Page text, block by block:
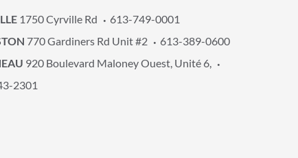
1750 Cyrville Rd
613-749-0001
770 Gardiners Rd Unit #2
613-389-0600
920 Boulevard Maloney Ouest, Unité 6,
2301